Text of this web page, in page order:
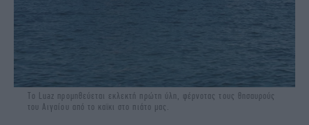
Το Luaz προμηθεύεται εκλεκτή πρώτη ύλη, φέρνοτας τους θησαυρούς
του Αιγαίου από το καϊκι στο πιάτο μας.